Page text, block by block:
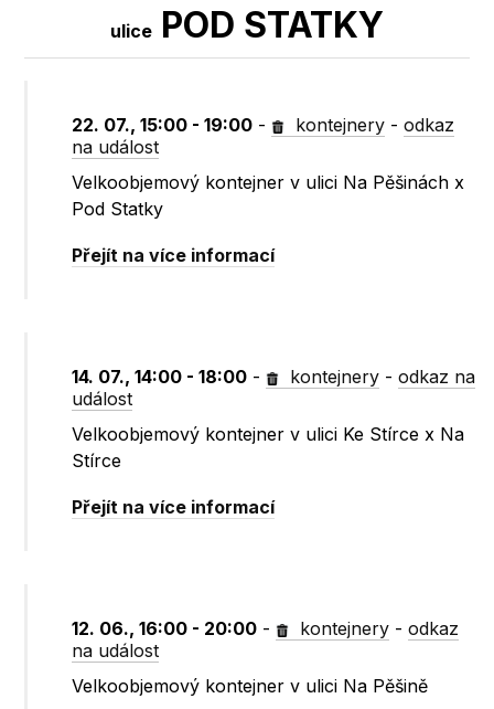
ulice POD STATKY
22. 07., 15:00 - 19:00 - kontejnery -odkaz
na událost
Velkoobjemový kontejner v ulici Na Pěšinách x
Pod Statky
Přejít na více informací
14. 07., 14:00 - 18:00 - kontejnery -odkaz na
událost
Velkoobjemový kontejner v ulici Ke Stírce x Na
Stírce
Přejít na více informací
12. 06., 16:00 - 20:00 - kontejnery -odkaz
na událost
Velkoobjemový kontejner v ulici Na Pěšině